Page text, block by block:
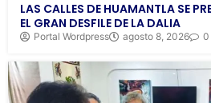
LAS CALLES DE HUAMANTLA SE
EL GRAN DESFILE DE LA DALIA
Portal Wordpress agosto 8, 2026 0